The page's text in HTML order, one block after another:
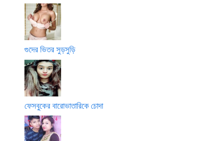
গুদের ভিতর সুড়সুড়ি
ফেসবুকের বারোভাতারিকে চোদা